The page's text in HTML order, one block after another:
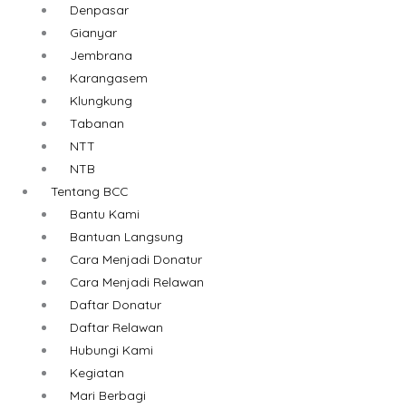
Denpasar
Gianyar
Jembrana
Karangasem
Klungkung
Tabanan
NTT
NTB
Tentang BCC
Bantu Kami
Bantuan Langsung
Cara Menjadi Donatur
Cara Menjadi Relawan
Daftar Donatur
Daftar Relawan
Hubungi Kami
Kegiatan
Mari Berbagi